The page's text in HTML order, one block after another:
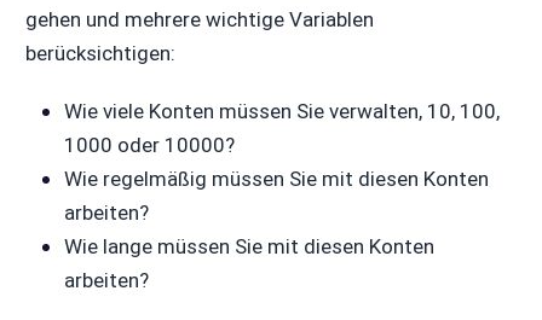
gehen und mehrere wichtige Variablen
berücksichtigen:
Wie viele Konten müssen Sie verwalten, 10, 100,
1000 oder 10000?
Wie regelmäßig müssen Sie mit diesen Konten
arbeiten?
Wie lange müssen Sie mit diesen Konten
arbeiten?